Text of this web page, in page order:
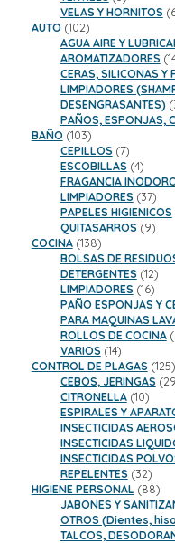
productos
VELAS Y HORNITOS
AUTO 102102
productos
AGUA AIRE Y
AROMATIZADORES
CERAS, SILICONAS Y
LIMPIADORES
DESENGRASANTES)
PAÑOS, ESPONJAS,
BAÑO 103103
productos
CEPILLOS 77
productos
ESCOBILLAS 44
FRAGANCIA
LIMPIADORES 3737
PAPELES HIGIENICOS
QUITASARROS 99
COCINA 138138
productos
BOLSAS DE
DETERGENTES 1212
LIMPIADORES 1616
PAÑO ESPONJAS Y
PARA MAQUINAS
ROLLOS DE COCINA
VARIOS 1414
productos
CONTROL DE PLAGAS 125
CEBOS, JERINGAS 29
CITRONELLA 1010
ESPIRALES Y
INSECTICIDAS
INSECTICIDAS
INSECTICIDAS
REPELENTES 3232
HIGIENE PERSONAL 8888
JABONES Y
OTROS (Dientes,
TALCOS,